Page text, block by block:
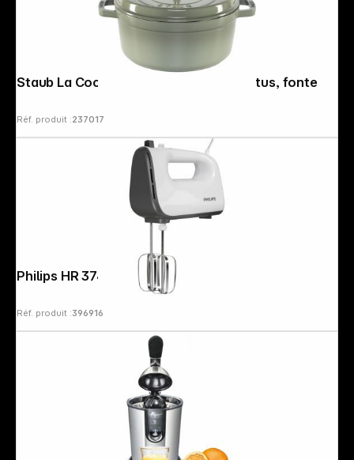
Staub La Cocotte 24cm rond, Eucalyptus, fonte
Réf. produit :237017
Philips HR 3740/00
Réf. produit :396916
Copyright © 2000 - 2026 DIFOX. All rights reserved.